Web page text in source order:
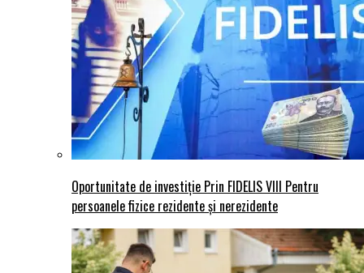
Oportunitate de investiție Prin FIDELIS VIII Pentru
persoanele fizice rezidente și nerezidente